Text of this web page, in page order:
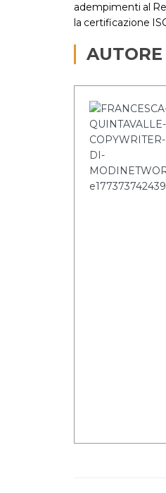
adempimenti al
la certificazione
AUTORE